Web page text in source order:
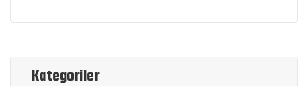
Kategoriler